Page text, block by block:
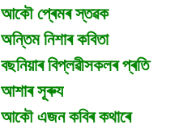
আকৌ প্ৰেমৰ স্তৱক
অন্তিম নিশাৰ কবিতা
বছনিয়াৰ বিপ্লৱীসকলৰ প্ৰতি
আশাৰ সূৰুয
আকৌ এজন কবিৰ কথাৰে